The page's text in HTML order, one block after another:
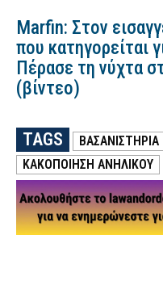
Marfin: Στον
που κατηγορείται
Πέρασε τη νύχτα
(βίντεο)
TAGS ΒΑΣΑΝΙΣΤΗΡΙΑ
ΚΑΚΟΠΟΙΗΣΗ ΑΝΗΛΙΚΟΥ